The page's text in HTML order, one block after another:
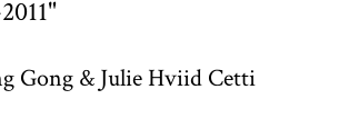
Gong & Julie Hviid Cetti